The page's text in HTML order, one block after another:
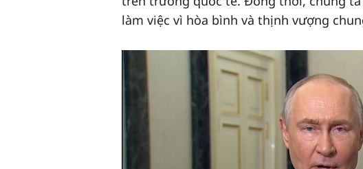
làm việc vì hòa bình và thịnh vượng